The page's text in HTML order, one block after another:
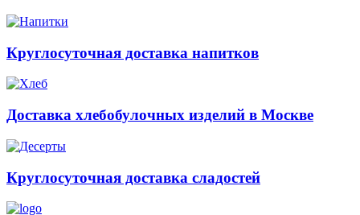
Круглосуточная доставка напитков
Доставка хлебобулочных изделий в Москве
Круглосуточная доставка сладостей